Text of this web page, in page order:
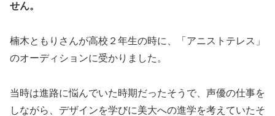
せん。
楠木ともりさんが高校２年生の時に、「アニストテレス」
のオーディションに受かりました。
当時は進路に悩んでいた時期だったそうで、声優の仕事を
しながら、デザインを学びに美大への進学を考えていたそ